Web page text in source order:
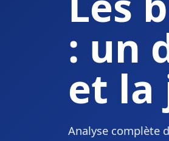
: un
et la
Analyse complète